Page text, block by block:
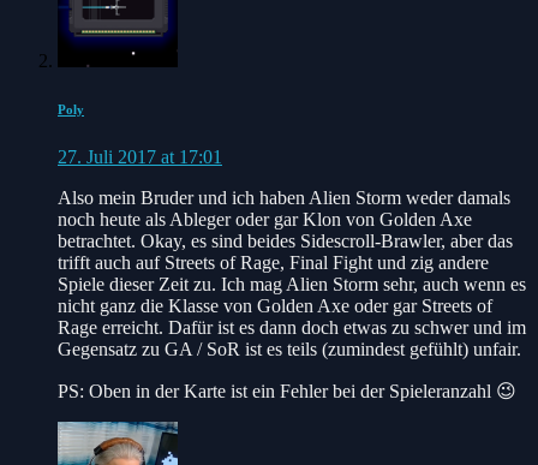
Poly
27. Juli 2017 at 17:01
Also mein Bruder und ich haben Alien Storm weder damals
noch heute als Ableger oder gar Klon von Golden Axe
betrachtet. Okay, es sind beides Sidescroll-Brawler, aber das
trifft auch auf Streets of Rage, Final Fight und zig andere
Spiele dieser Zeit zu. Ich mag Alien Storm sehr, auch wenn es
nicht ganz die Klasse von Golden Axe oder gar Streets of
Rage erreicht. Dafür ist es dann doch etwas zu schwer und im
Gegensatz zu GA / SoR ist es teils (zumindest gefühlt) unfair.
PS: Oben in der Karte ist ein Fehler bei der Spieleranzahl 😉